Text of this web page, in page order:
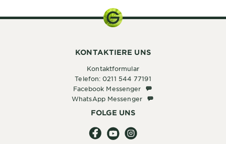
KONTAKTIERE UNS
Kontaktformular
Telefon: 0211 544 77191
Facebook Messenger Facebook Messenger
WhatsApp MessengerWhatsApp Messenger
FOLGE UNS